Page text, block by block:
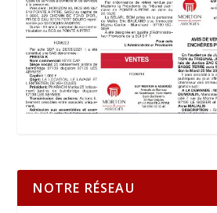
NOTRE RÉSEAU